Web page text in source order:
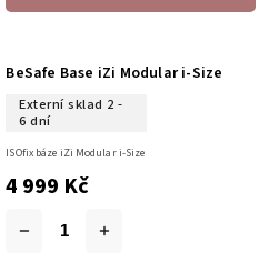
BeSafe Base iZi Modular i-Size
Externí sklad 2 -
6 dní
4 999 Kč
ISOfix báze iZi Modular i-Size